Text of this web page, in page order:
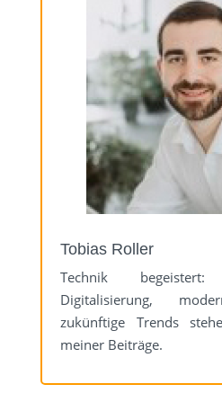
Tobias Roller
Technik
Digitalisierung,
zukünftige Trends
meiner Beiträge.